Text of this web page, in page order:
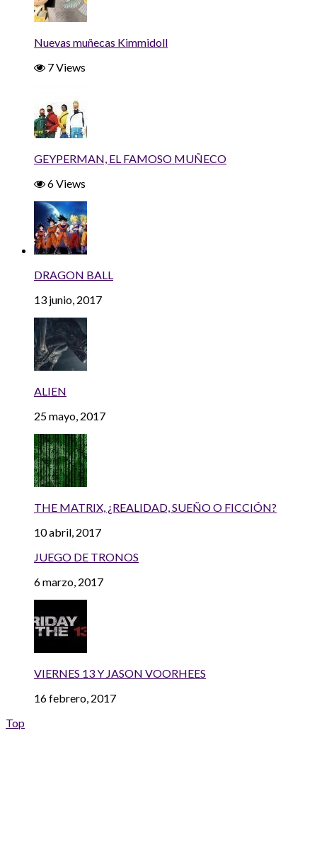
Nuevas muñecas Kimmidoll
7 Views
GEYPERMAN, EL FAMOSO MUÑECO
6 Views
DRAGON BALL
13 junio, 2017
ALIEN
25 mayo, 2017
THE MATRIX, ¿REALIDAD, SUEÑO O FICCIÓN?
10 abril, 2017
JUEGO DE TRONOS
6 marzo, 2017
VIERNES 13 Y JASON VOORHEES
16 febrero, 2017
Top